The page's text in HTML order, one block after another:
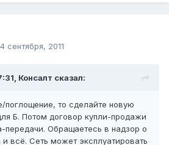
сентября, 2011
Консалт сказал:
поглощение, то сделайте новую
Б. Потом договор купли-продажи
передачи. Обращаетесь в надзор о
всё. Сеть может эксплуатировать